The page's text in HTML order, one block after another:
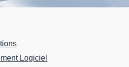
Logiciel